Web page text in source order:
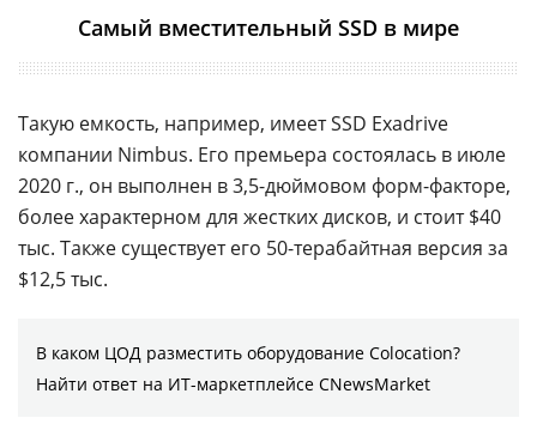
Самый вместительный SSD в мире
Такую емкость, например, имеет SSD Exadrive
компании Nimbus. Его премьера состоялась в июле
2020 г., он выполнен в 3,5-дюймовом форм-факторе,
более характерном для жестких дисков, и стоит $40
тыс. Также существует его 50-терабайтная версия за
$12,5 тыс.
В каком ЦОД разместить оборудование Colocation?
Найти ответ на ИТ-маркетплейсе CNewsMarket